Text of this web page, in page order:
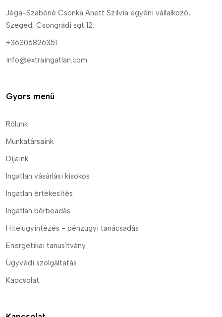
Jéga-Szabóné Csonka Anett Szilvia egyéni vállalkozó,
Szeged, Csongrádi sgt 12.
+36306826351
info@extraingatlan.com
Gyors menü
Rólunk
Munkatársaink
Díjaink
Ingatlan vásárlási kisokos
Ingatlan értékesítés
Ingatlan bérbeadás
Hitelügyintézés - pénzügyi tanácsadás
Energetikai tanusítvány
Ügyvédi szolgáltatás
Kapcsolat